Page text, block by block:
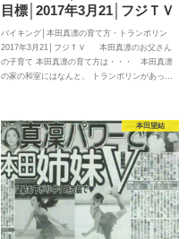
目標│2017年3月21│フジＴＶ
バイキング│本田真凛の育て方・トランポリン
2017年3月21│フジＴＶ 本田真凛のお父さん
の子育て 本田真凛の育て方は・・・ 本田真凛
の家の和室にはなんと、 トランポリンがあっ…
本田望結